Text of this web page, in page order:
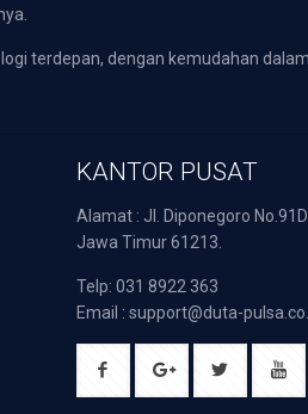
terdepan, dengan kemudahan dalam
KANTOR PUSAT
Alamat : Jl. Diponegoro
Jawa Timur 61213.
Telp: 031 8922 363
Email : support@duta-